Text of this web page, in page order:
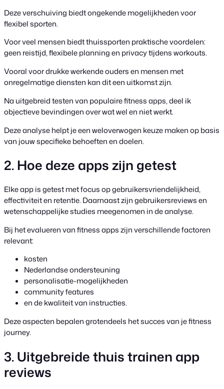
Deze verschuiving biedt ongekende mogelijkheden voor
flexibel sporten.
Voor veel mensen biedt thuissporten praktische voordelen:
geen reistijd, flexibele planning en privacy tijdens workouts.
Vooral voor drukke werkende ouders en mensen met
onregelmatige diensten kan dit een uitkomst zijn.
Na uitgebreid testen van populaire fitness apps, deel ik
objectieve bevindingen over wat wel en niet werkt.
Deze analyse helpt je een weloverwogen keuze maken op basis
van jouw specifieke behoeften en doelen.
2. Hoe deze apps zijn getest
Elke app is getest met focus op gebruikersvriendelijkheid,
effectiviteit en retentie. Daarnaast zijn gebruikersreviews en
wetenschappelijke studies meegenomen in de analyse.
Bij het evalueren van fitness apps zijn verschillende factoren
relevant:
kosten
Nederlandse ondersteuning
personalisatie-mogelijkheden
community features
en de kwaliteit van instructies.
Deze aspecten bepalen grotendeels het succes van je fitness
journey.
3. Uitgebreide thuis trainen app
reviews